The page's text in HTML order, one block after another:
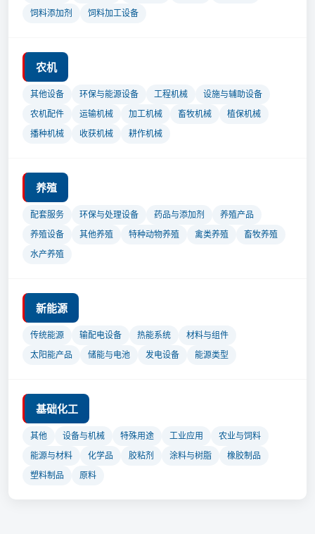
饲料添加剂
饲料加工设备
农机
其他设备 环保与能源设备 工程机械
设施与辅助设备
农机配件
运输机械 加工机械 畜牧机械
植保机械
播种机械
收获机械 耕作机械
养殖
配套服务 环保与处理设备 药品与添加剂
养殖产品
养殖设备
其他养殖 特种动物养殖 禽类养殖
畜牧养殖
水产养殖
新能源
传统能源 输配电设备 热能系统
材料与组件
太阳能产品
储能与电池 发电设备 能源类型
基础化工
其他 设备与机械 特殊用途 工业应用
农业与饲料
能源与材料
化学品 胶粘剂 涂料与树脂
橡胶制品
塑料制品
原料